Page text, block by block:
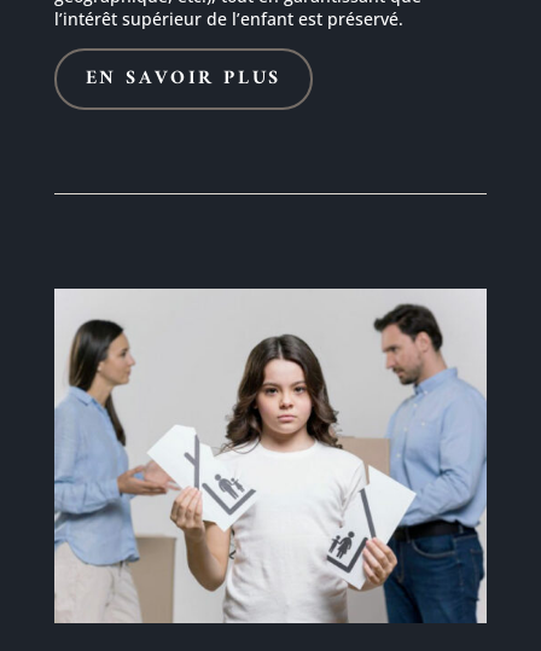
l’intérêt supérieur de l’enfant est préservé.
EN SAVOIR PLUS